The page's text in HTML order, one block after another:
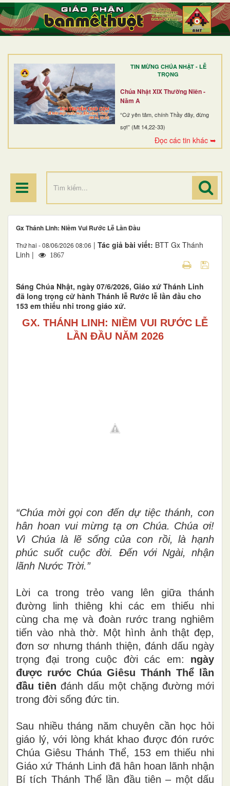
TIN MỪNG CHÚA NHẬT - LỄ
TRỌNG
Chúa Nhật XIX Thường Niên -
Năm A
“Cứ yên tâm, chính Thầy đây, đừng
sợ!” (Mt 14,22-33)
Đọc các tin khác ➥
TRANG NHẤT
GIỚI THIỆU
DÒNG TU
BAN MỤC VỤ
ĐOÀN THỂ CG
ĐIỂM HÀNH HƯƠNG
Gx Thánh Linh: Niềm Vui Rước Lễ Lần Đầu
Thứ hai - 08/06/2026 08:06 | Tác giả bài viết: BTT Gx Thánh
Linh |
1867
Sáng Chúa Nhật, ngày 07/6/2026, Giáo xứ Thánh Linh
đã long trọng cử hành Thánh lễ Rước lễ lần đầu cho
153 em thiếu nhi trong giáo xứ.
GX. THÁNH LINH: NIỀM VUI RƯỚC LỄ
LẦN ĐẦU NĂM 2026
“Chúa mời gọi con đến dự tiệc thánh, con
hân hoan vui mừng tạ ơn Chúa. Chúa ơi!
Vì Chúa là lẽ sống của con rồi, là hạnh
phúc suốt cuộc đời. Đến với Ngài, nhận
lãnh Nước Trời.”
Lời ca trong trẻo vang lên giữa thánh
đường linh thiêng khi các em thiếu nhi
cùng cha mẹ và đoàn rước trang nghiêm
tiến vào nhà thờ. Một hình ảnh thật đẹp,
đơn sơ nhưng thánh thiện, đánh dấu ngày
trọng đại trong cuộc đời các em: ngày
được rước Chúa Giêsu Thánh Thể lần
đầu tiênđánh dấu một chặng đường mới
trong đời sống đức tin.
Sau nhiều tháng năm chuyên cần học hỏi
giáo lý, với lòng khát khao được đón rước
Chúa Giêsu Thánh Thể, 153 em thiếu nhi
Giáo xứ Thánh Linh đã hân hoan lãnh nhận
Bí tích Thánh Thể lần đầu tiên – một dấu